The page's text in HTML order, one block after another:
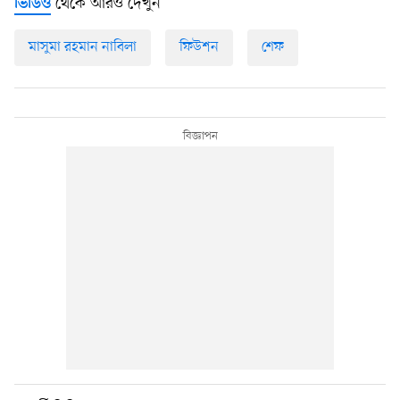
ভিডিও
মাসুমা রহমান নাবিলা ফিউশন শেফ